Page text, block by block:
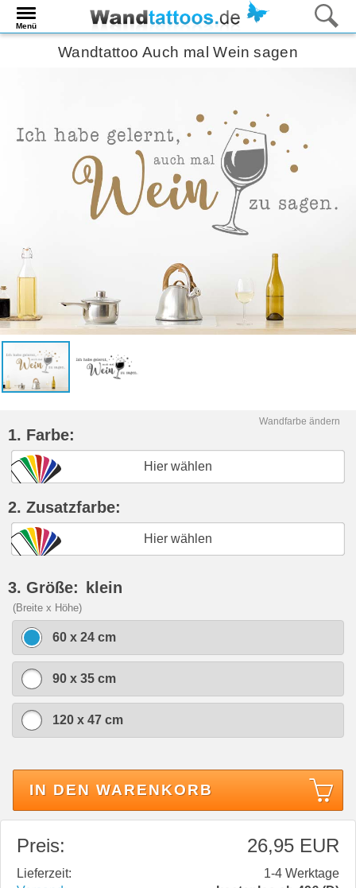
Menü
Wandtattoo Auch mal Wein sagen
Wandfarbe ändern
1. Farbe:
Hier wählen
2. Zusatzfarbe:
Hier wählen
3. Größe: klein
(Breite x Höhe)
60 x 24 cm
90 x 35 cm
120 x 47 cm
IN DEN WARENKORB
Preis: 26,95 EUR
Lieferzeit:
1-4 Werktage